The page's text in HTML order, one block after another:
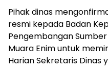
Pihak dinas
resmi kepada Badan
Pengembangan
Muara Enim untuk
Harian Sekretaris Dinas